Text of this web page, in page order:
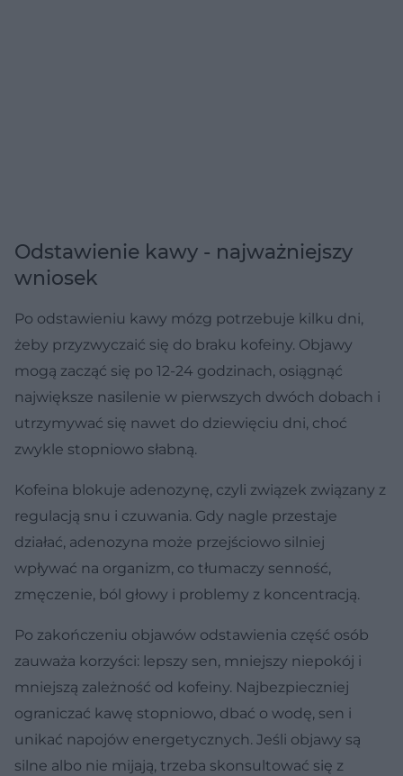
Odstawienie kawy - najważniejszy
wniosek
Po odstawieniu kawy mózg potrzebuje kilku dni,
żeby przyzwyczaić się do braku kofeiny. Objawy
mogą zacząć się po 12-24 godzinach, osiągnąć
największe nasilenie w pierwszych dwóch dobach i
utrzymywać się nawet do dziewięciu dni, choć
zwykle stopniowo słabną.
Kofeina blokuje adenozynę, czyli związek związany z
regulacją snu i czuwania. Gdy nagle przestaje
działać, adenozyna może przejściowo silniej
wpływać na organizm, co tłumaczy senność,
zmęczenie, ból głowy i problemy z koncentracją.
Po zakończeniu objawów odstawienia część osób
zauważa korzyści: lepszy sen, mniejszy niepokój i
mniejszą zależność od kofeiny. Najbezpieczniej
ograniczać kawę stopniowo, dbać o wodę, sen i
unikać napojów energetycznych. Jeśli objawy są
silne albo nie mijają, trzeba skonsultować się z